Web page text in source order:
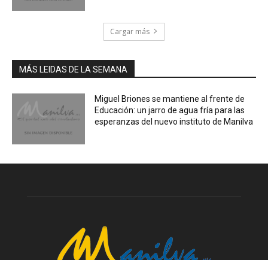
Cargar más
MÁS LEIDAS DE LA SEMANA
Miguel Briones se mantiene al frente de
Educación: un jarro de agua fría para las
esperanzas del nuevo instituto de Manilva